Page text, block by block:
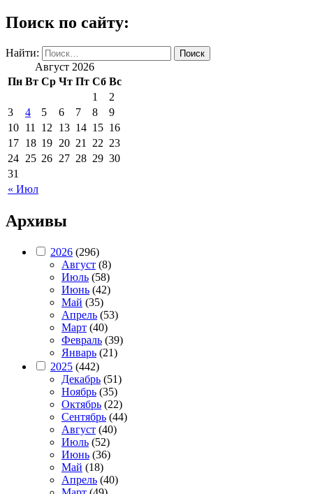
Поиск по сайту:
Найти:
Август 2026
Пн Вт Ср Чт Пт Сб Вс
« Июл
1
2
3
4 5 6 7 8
9
10 11 12 13 14 15 16
17 18 19 20 21 22 23
24 25 26 27 28 29 30
31
Архивы
2026 (296)
Август (8)
Июль (58)
Июнь (42)
Май (35)
Апрель (53)
Март (40)
Февраль (39)
Январь (21)
2025 (442)
Декабрь (51)
Ноябрь (35)
Октябрь (22)
Сентябрь (44)
Август (40)
Июль (52)
Июнь (36)
Май (18)
Апрель (40)